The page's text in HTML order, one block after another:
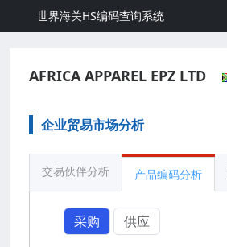
世界海关HS编码查询系统
AFRICA APPAREL EPZ LTD
企业贸易市场分析
交易伙伴分析 产品编码分析
采购 供应